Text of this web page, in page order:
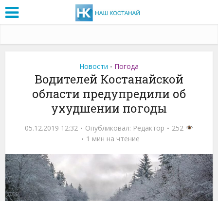
Новости • Погода
Водителей Костанайской
области предупредили об
ухудшении погоды
05.12.2019 12:32 Опубликовал: Редактор
252
1 мин на чтение